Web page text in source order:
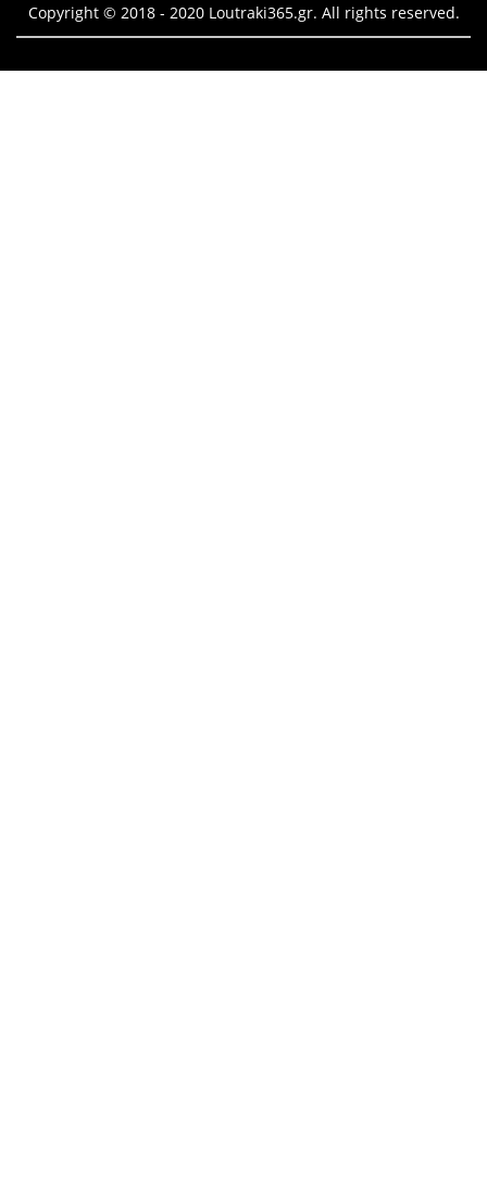
Copyright © 2018 - 2020 Loutraki365.gr. All rights reserved.